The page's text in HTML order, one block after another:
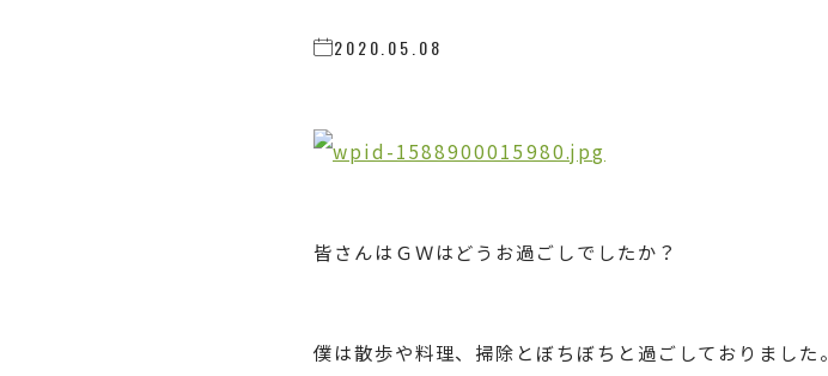
2020.05.08
皆さんはＧＷはどうお過ごしでしたか？
僕は散歩や料理、掃除とぼちぼちと過ごしておりました。